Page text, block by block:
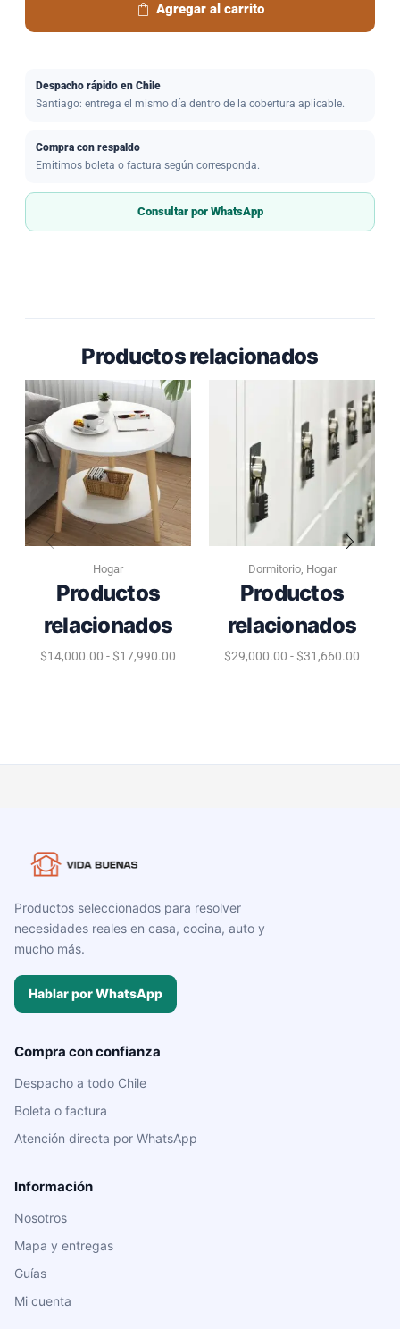
Agregar al carrito
Despacho rápido en Chile
Santiago: entrega el mismo día dentro de la cobertura aplicable.
Compra con respaldo
Emitimos boleta o factura según corresponda.
Consultar por WhatsApp
Productos relacionados
Hogar
Productos
relacionados
$14,000.00 -$17,990.00
Dormitorio, Hogar
Productos
relacionados
$29,000.00 -$31,660.00
Productos seleccionados para resolver
necesidades reales en casa, cocina, auto y
mucho más.
Hablar por WhatsApp
Compra con confianza
Despacho a todo Chile
Boleta o factura
Atención directa por WhatsApp
Información
Nosotros
Mapa y entregas
Guías
Mi cuenta